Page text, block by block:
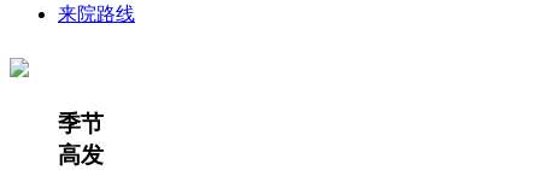
来院路线
季节
高发